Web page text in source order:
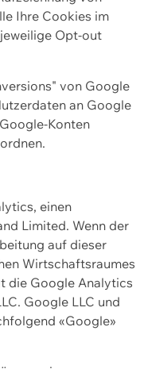
Ihre Cookies im
Opt-out
von Google
an Google
Konten
einen
Limited. Wenn der
auf dieser
Wirtschaftsraumes
die Google Analytics
Google LLC und
«Google»